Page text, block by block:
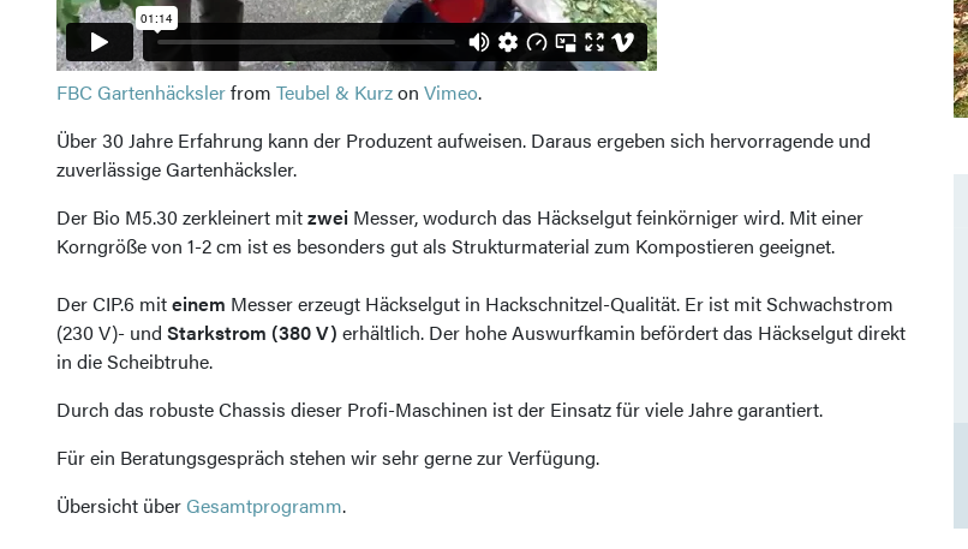
FBC Gartenhäckslerfrom Teubel & Kurzon Vimeo.
Über 30 Jahre Erfahrung kann der Produzent aufweisen. Daraus ergeben sich hervorragende und
zuverlässige Gartenhäcksler.
Der Bio M5.30 zerkleinert mitzwei Messer, wodurch das Häckselgut feinkörniger wird. Mit einer
Korngröße von 1-2 cm ist es besonders gut als Strukturmaterial zum Kompostieren geeignet.
Der CIP.6 miteinem Messer erzeugt Häckselgut in Hackschnitzel-Qualität. Er ist mit Schwachstrom
(230 V)- und Starkstrom (380 V) erhältlich. Der hohe Auswurfkamin befördert das Häckselgut direkt
in die Scheibtruhe.
Durch das robuste Chassis dieser Profi-Maschinen ist der Einsatz für viele Jahre garantiert.
Für ein Beratungsgespräch stehen wir sehr gerne zur Verfügung.
Übersicht über Gesamtprogramm.